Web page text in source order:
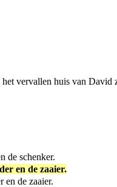
vervallen huis van
de schenker.
en de zaaier.
en de zaaier.